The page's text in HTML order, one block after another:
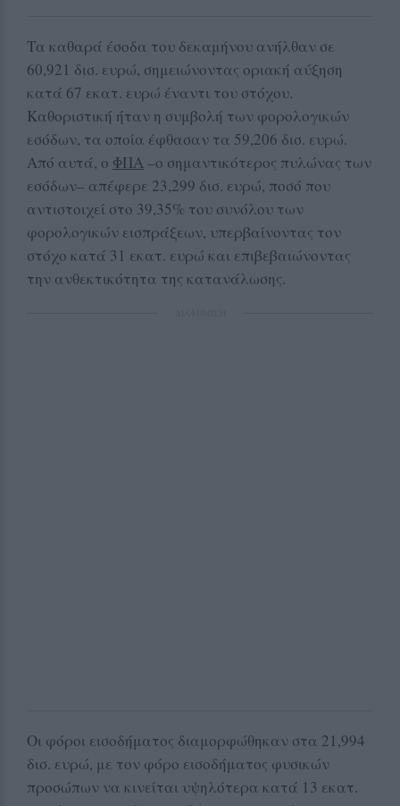
Τα καθαρά έσοδα του δεκαμήνου ανήλθαν σε
60,921 δισ. ευρώ, σημειώνοντας οριακή αύξηση
κατά 67 εκατ. ευρώ έναντι του στόχου.
Καθοριστική ήταν η συμβολή των φορολογικών
εσόδων, τα οποία έφθασαν τα 59,206 δισ. ευρώ.
Από αυτά, ο ΦΠΑ–ο σημαντικότερος πυλώνας των
εσόδων– απέφερε 23,299 δισ. ευρώ, ποσό που
αντιστοιχεί στο 39,35% του συνόλου των
φορολογικών εισπράξεων, υπερβαίνοντας τον
στόχο κατά 31 εκατ. ευρώ και επιβεβαιώνοντας
την ανθεκτικότητα της κατανάλωσης.
Οι φόροι εισοδήματος διαμορφώθηκαν στα 21,994
δισ. ευρώ, με τον φόρο εισοδήματος φυσικών
προσώπων να κινείται υψηλότερα κατά 13 εκατ.